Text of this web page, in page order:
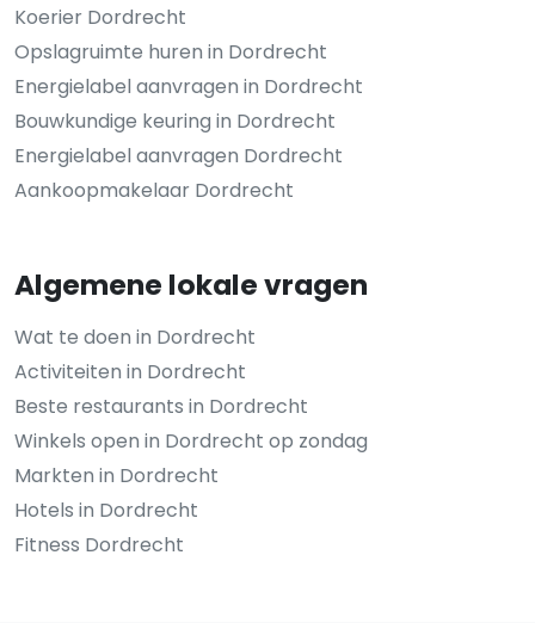
Koerier Dordrecht
Opslagruimte huren in Dordrecht
Energielabel aanvragen in Dordrecht
Bouwkundige keuring in Dordrecht
Energielabel aanvragen Dordrecht
Aankoopmakelaar Dordrecht
Algemene lokale vragen
Wat te doen in Dordrecht
Activiteiten in Dordrecht
Beste restaurants in Dordrecht
Winkels open in Dordrecht op zondag
Markten in Dordrecht
Hotels in Dordrecht
Fitness Dordrecht